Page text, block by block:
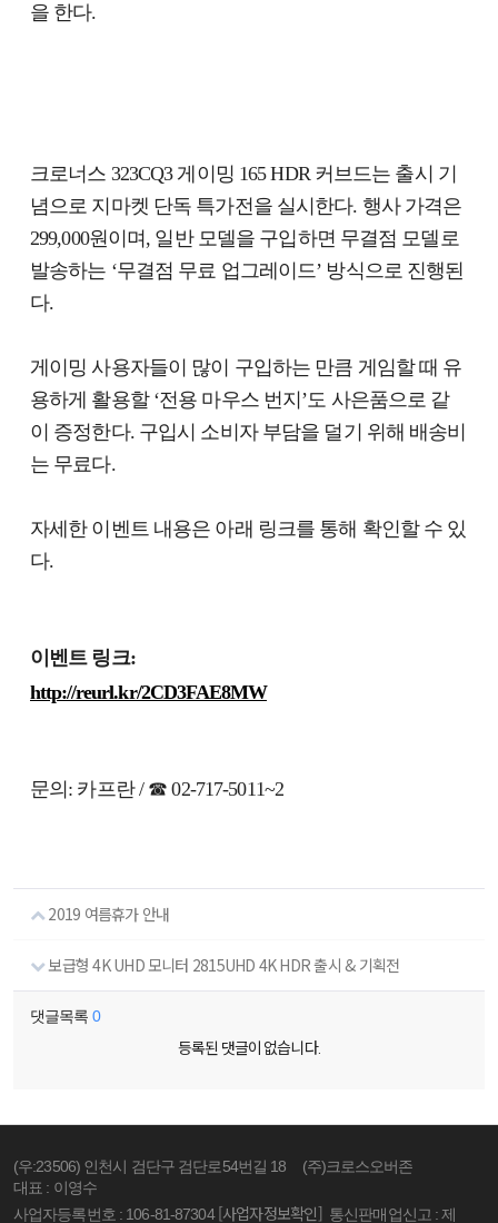
을 한다.
크로너스 323CQ3 게이밍 165 HDR 커브드는 출시 기
념으로 지마켓 단독 특가전을 실시한다. 행사 가격은
299,000원이며, 일반 모델을 구입하면 무결점 모델로
발송하는 ‘무결점 무료 업그레이드’ 방식으로 진행된
다.
게이밍 사용자들이 많이 구입하는 만큼 게임할 때 유
용하게 활용할 ‘전용 마우스 번지’도 사은품으로 같
이 증정한다. 구입시 소비자 부담을 덜기 위해 배송비
는 무료다.
자세한 이벤트 내용은 아래 링크를 통해 확인할 수 있
다.
이벤트 링크:
http://reurl.kr/2CD3FAE8MW
문의: 카프란 / ☎ 02-717-5011~2
2019 여름휴가 안내
보급형 4K UHD 모니터 2815UHD 4K HDR 출시 & 기획전
댓글목록 0
등록된 댓글이 없습니다.
(우:23506) 인천시 검단구 검단로54번길 18
(주)크로스오버존
대표 : 이영수
사업자등록번호 : 106-81-87304[사업자정보확인] 통신판매업신고 : 제